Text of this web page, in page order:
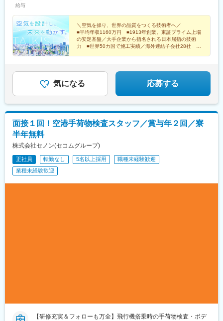
より異なります※自宅から施工現場への通勤が困難な場合は、現場
宿舎を用意※受動喫煙対策：屋内喫煙可能場所あり
通)、西４丁目駅、青葉通一番町駅、反町駅、淀屋橋駅、本通駅、
京都市役所前駅、三ノ宮駅
給与
＼空気を操り、世界の品質をつくる技術者へ／
■平均年収1160万円 ■1913年創業。東証プライム上場
の安定基盤／大手企業から指名される日本屈指の技術
力 ■世界50カ国で施工実績／海外連結子会社28社 ■
気になる 応募する
面接１回！空港手荷物検査スタッフ／賞与年２回／寮
半年無料
株式会社セノン(セコムグループ)
正社員 転勤なし 5名以上採用
職種未経験歓迎
業種未経験歓迎
【研修充実＆フォローも万全】飛行機搭乗時の手荷物検査・ボデ